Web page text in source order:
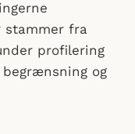
stammer fra
profilering
og